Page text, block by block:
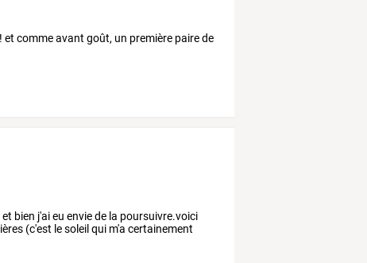
comme avant goût, un première paire de
bien j'ai eu envie de la poursuivre.voici
(c'est le soleil qui m'a certainement